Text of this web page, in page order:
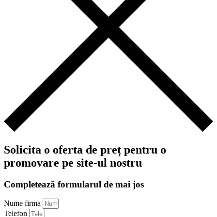
Solicita o oferta de preț pentru o
promovare pe site-ul nostru
Completează formularul de mai jos
Nume firma
Telefon